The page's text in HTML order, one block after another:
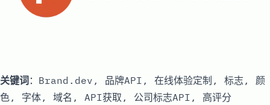
关键词 ：Brand.dev, 品牌API, 在线体验定制, 标志, 颜
色, 字体, 域名, API获取, 公司标志API, 高评分